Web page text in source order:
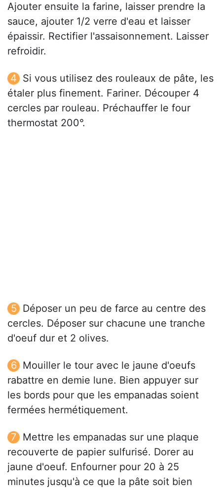
Ajouter ensuite la farine, laisser prendre la
sauce, ajouter 1/2 verre d'eau et laisser
épaissir. Rectifier l'assaisonnement. Laisser
refroidir.
Si vous utilisez des rouleaux de pâte, les
étaler plus finement. Fariner. Découper 4
cercles par rouleau. Préchauffer le four
thermostat 200°.
Déposer un peu de farce au centre des
cercles. Déposer sur chacune une tranche
d'oeuf dur et 2 olives.
Mouiller le tour avec le jaune d'oeufs
rabattre en demie lune. Bien appuyer sur
les bords pour que les empanadas soient
fermées hermétiquement.
Mettre les empanadas sur une plaque
recouverte de papier sulfurisé. Dorer au
jaune d'oeuf. Enfourner pour 20 à 25
minutes jusqu'à ce que la pâte soit bien